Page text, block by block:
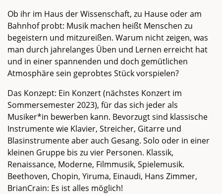
Ob ihr im Haus der Wissenschaft, zu Hause oder am
Bahnhof probt: Musik machen heißt Menschen zu
begeistern und mitzureißen. Warum nicht zeigen, was
man durch jahrelanges Üben und Lernen erreicht hat
und in einer spannenden und doch gemütlichen
Atmosphäre sein geprobtes Stück vorspielen?
Das Konzept: Ein Konzert (nächstes Konzert im
Sommersemester 2023), für das sich jeder als
Musiker*in bewerben kann. Bevorzugt sind klassische
Instrumente wie Klavier, Streicher, Gitarre und
Blasinstrumente aber auch Gesang. Solo oder in einer
kleinen Gruppe bis zu vier Personen. Klassik,
Renaissance, Moderne, Filmmusik, Spielemusik.
Beethoven, Chopin, Yiruma, Einaudi, Hans Zimmer,
BrianCrain: Es ist alles möglich!